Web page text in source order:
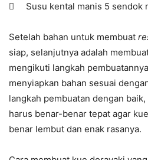
 Susu kental manis 5 sendok
Setelah bahan untuk membuat
siap, selanjutnya adalah
mengikuti langkah
menyiapkan bahan sesuai
langkah pembuatan dengan
harus benar-benar tepat agar
benar lembut dan enak rasanya.